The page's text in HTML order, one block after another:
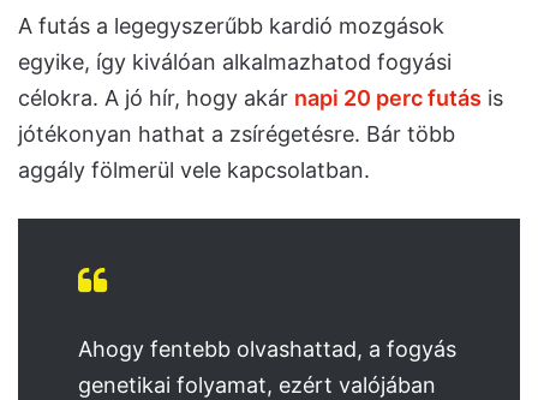
A futás a legegyszerűbb kardió mozgások
egyike, így kiválóan alkalmazhatod fogyási
célokra. A jó hír, hogy akár napi 20 perc futás is
jótékonyan hathat a zsírégetésre. Bár több
aggály fölmerül vele kapcsolatban.
Ahogy fentebb olvashattad, a fogyás
genetikai folyamat, ezért valójában